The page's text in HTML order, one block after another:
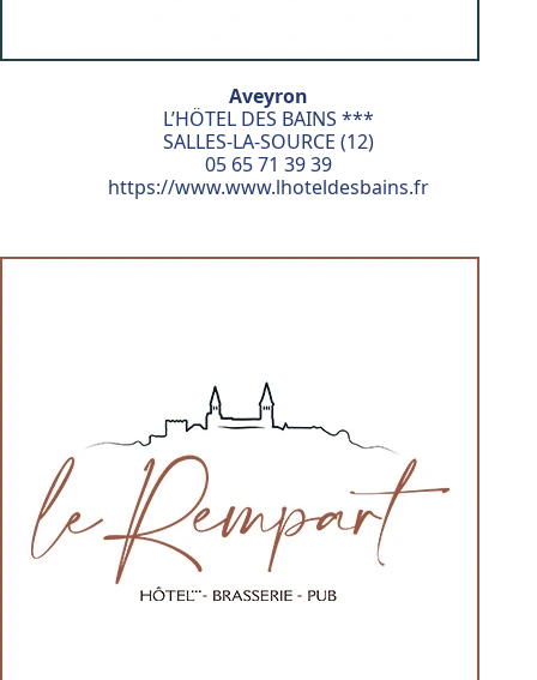
Aveyron
L’HÖTEL DES BAINS ***
SALLES-LA-SOURCE (12)
05 65 71 39 39
https://www.www.lhoteldesbains.fr